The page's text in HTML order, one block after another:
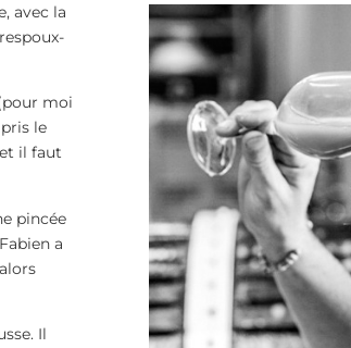
avec la
moi
le
il faut
pincée
a
Il